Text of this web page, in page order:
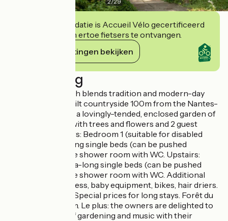
Deze accommodatie is Accueil Vélo gecertificeerd
en verbindt zich ertoe fietsers te ontvangen.
Haar verplichtingen bekijken
Beschrijving
A longhouse which blends tradition and modern-day
comfort, in unspoilt countryside 100m from the Nantes-
Brest Canal. It has a lovingly-tended, enclosed garden of
2300m², planted with trees and flowers and 2 guest
rooms. Downstairs: Bedroom 1 (suitable for disabled
guests): 3 extra-long single beds (can be pushed
together), en-suite shower room with WC. Upstairs:
Bedroom 2: 3 extra-long single beds (can be pushed
together), en-suite shower room with WC. Additional
facilities: WiFi access, baby equipment, bikes, hair driers.
Kitchen facilities. Special prices for long stays. Forêt du
Gâvre (forest) 3km. Le plus: the owners are delighted to
share their love of gardening and music with their